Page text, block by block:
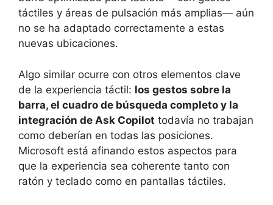
táctiles y áreas de pulsación más amplias— aún
no se ha adaptado correctamente a estas
nuevas ubicaciones.
Algo similar ocurre con otros elementos clave
de la experiencia táctil: los gestos sobre la
barra, el cuadro de búsqueda completo y la
integración de Ask Copilot todavía no trabajan
como deberían en todas las posiciones.
Microsoft está afinando estos aspectos para
que la experiencia sea coherente tanto con
ratón y teclado como en pantallas táctiles.